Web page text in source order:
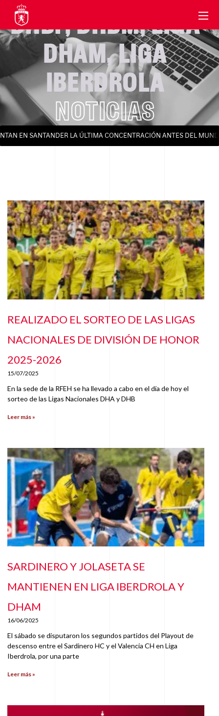
DHBF,DHBM,LIGA
DHAM,LIGA
IBERDROLA
NOTICIAS
EN SANTANDER LA ÚLTIMA CONCENTRACIÓN ANTES DEL
REALIZADO EL SORTEO DE LAS LIGAS
NACIONALES DE DIVISIÓN DE HONOR
2025-2026
15/07/2025
En la sede de la RFEH se ha llevado a cabo en el día de hoy el
sorteo de las Ligas Nacionales DHA y DHB
Leer más »
SARDINERO Y JOLASETA SE
MANTIENEN EN LIGA IBERDROLA Y
DHAM
16/06/2025
El sábado se disputaron los segundos partidos del Playout de
descenso entre el Sardinero HC y el Valencia CH en Liga
Iberdrola, por una parte
Leer más »